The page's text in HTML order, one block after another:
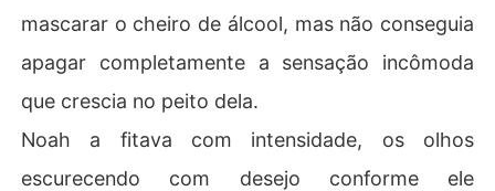
mascarar o cheiro de álcool, mas não conseguia
apagar completamente a sensação incômoda
que crescia no peito dela.
Noah a fitava com intensidade, os olhos
escurecendo com desejo conforme ele